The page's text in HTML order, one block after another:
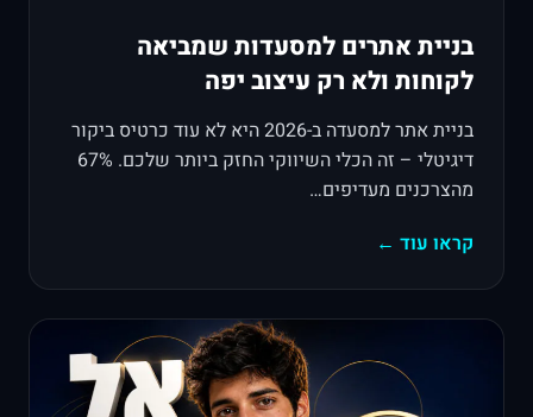
בניית אתרים למסעדות שמביאה
לקוחות ולא רק עיצוב יפה
בניית אתר למסעדה ב-2026 היא לא עוד כרטיס ביקור
דיגיטלי – זה הכלי השיווקי החזק ביותר שלכם. 67%
מהצרכנים מעדיפים…
קראו עוד ←